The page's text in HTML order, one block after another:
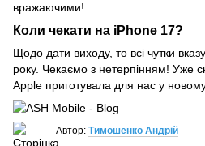
вражаючими!
Коли чекати на iPhone 17?
Щодо дати виходу, то всі чутки
року. Чекаємо з нетерпінням! Уже
Apple приготувала для нас у новому
Автор: Тимошенко Андрій